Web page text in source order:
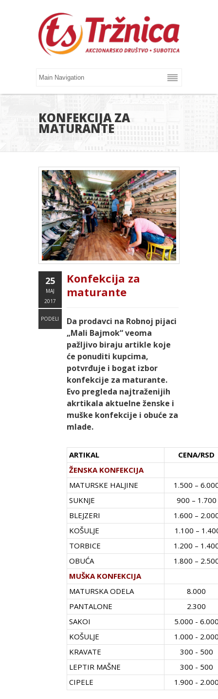
KONFEKCIJA ZA
MATURANTE
25
MAJ
2017
PODELI
Konfekcija za
maturante
Da prodavci na Robnoj pijaci
„Mali Bajmok“ veoma
pažljivo biraju artikle koje
će ponuditi kupcima,
potvrđuje i bogat izbor
konfekcije za maturante.
Evo pregleda najtraženijih
akrtikala aktuelne ženske i
muške konfekcije i obuće za
mlade.
ARTIKAL
CENA/RSD
ŽENSKA KONFEKCIJA
MATURSKE HALJINE
1.500 –
SUKNJE
900 – 1.700
BLEJZERI
1.600 –
KOŠULJE
1.100 –
TORBICE
1.200 –
OBUĆA
1.800 –
MUŠKA KONFEKCIJA
MATURSKA ODELA
8.000
PANTALONE
2.300
SAKOI
5.000 -
KOŠULJE
1.000 -
KRAVATE
300 - 500
LEPTIR MAŠNE
300 - 500
CIPELE
1.900 -